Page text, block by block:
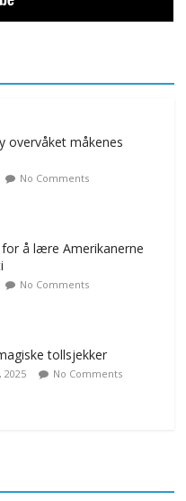
overvåket måkenes
No Comments
for å lære Amerikanerne
No Comments
tollsjekker
2025 No Comments